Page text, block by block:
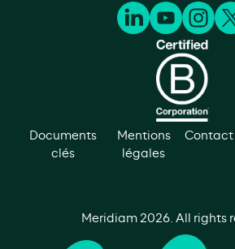
Documents
clés
Mentions
légales
Contact
Meridiam 2026. All rights